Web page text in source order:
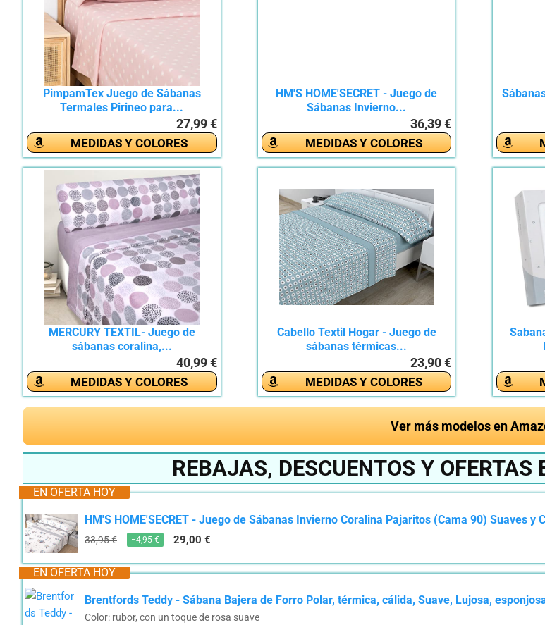
PimpamTex Juego de Sábanas
Termales Pirineo para...
27,99 €
MEDIDAS Y COLORES
HM'S HOME'SECRET - Juego de
Sábanas Invierno...
36,39 €
MEDIDAS Y COLORES
MERCURY TEXTIL- Juego de
sábanas coralina,...
40,99 €
MEDIDAS Y COLORES
Cabello Textil Hogar - Juego de
sábanas térmicas...
23,90 €
MEDIDAS Y COLORES
Ver más modelos en
REBAJAS, DESCUENTOS Y
EN OFERTA HOY
HM'S HOME'SECRET - Juego de Sábanas Invierno Coralina Pajaritos (Cama 90) Suaves y
33,95 € −4,95 € 29,00 €
EN OFERTA HOY
Brentfords Teddy - Sábana Bajera de Forro Polar, térmica, cálida, Suave, Lujosa,
Color: rubor, con un toque de rosa suave